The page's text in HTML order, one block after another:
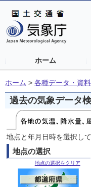
ホーム
ホーム > 各種データ・資料
過去の気象データ
地点と年月日時を選択し
地点の選択
地点の選択をクリア